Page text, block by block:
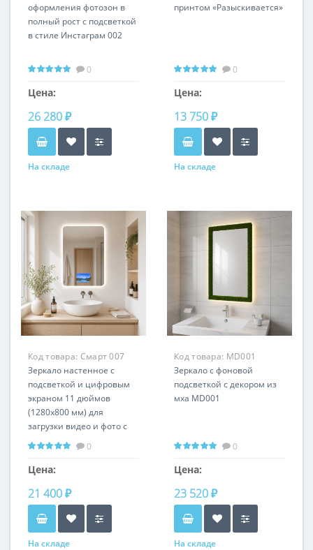
оформления фотозон в
полный рост с подсветкой
в стиле Инстаграм 002
0
Цена:
26 280 ₽
На складе
принтом «Разыскивается»
0
Цена:
13 750 ₽
На складе
Код товара: Смарт 007
Зеркало настенное с
подсветкой и цифровым
экраном 11 дюймов
(1280x800 мм) для
загрузки видео и фото с
управлением со
смартфона Смарт 007
0
Цена:
21 400 ₽
На складе
Код товара: MD001
Зеркало с фоновой
подсветкой с декором из
мха MD001
0
Цена:
23 520 ₽
На складе